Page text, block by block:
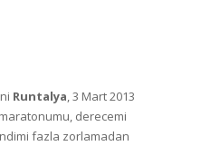
Runtalya, 3 Mart 2013
derecemi
fazla zorlamadan